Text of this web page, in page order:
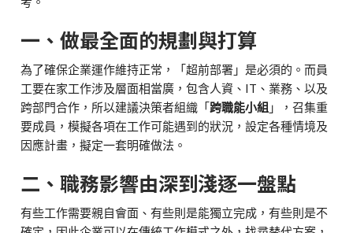
一、做最全面的規劃與打算
為了確保企業運作維持正常，「超前部署」是必須的。而員
工要在家工作涉及層面相當廣，包含人資、IT、業務、以及
跨部門合作，所以建議決策者組織「跨職能小組 」，召集重
要成員，模擬各項在工作可能遇到的狀況，設定各種情境及
因應計畫，擬定一套明確做法。
二、職務影響由深到淺逐一盤點
有些工作需要親自會面、有些則是能獨立完成，有些則是不